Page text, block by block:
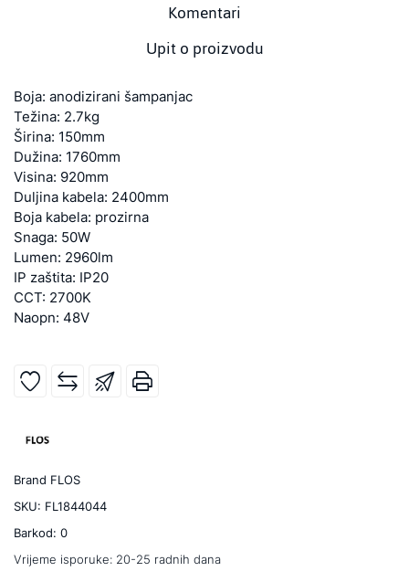
Komentari
Upit o proizvodu
Boja: anodizirani šampanjac
Težina: 2.7kg
Širina: 150mm
Dužina: 1760mm
Visina: 920mm
Duljina kabela: 2400mm
Boja kabela: prozirna
Snaga: 50W
Lumen: 2960lm
IP zaštita: IP20
CCT: 2700K
Naopn: 48V
Brand FLOS
SKU: FL1844044
Barkod: 0
Vrijeme isporuke: 20-25 radnih dana